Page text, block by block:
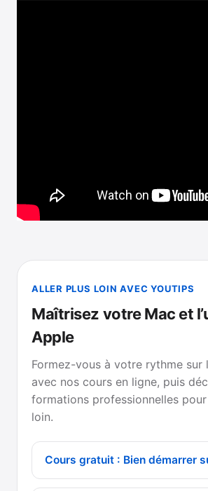
ALLER PLUS LOIN AVEC YOUTIPS
Maîtrisez votre Mac et
Apple
Formez-vous à votre rythme sur
avec nos cours en ligne, puis
formations professionnelles
loin.
Cours gratuit : Bien démarrer